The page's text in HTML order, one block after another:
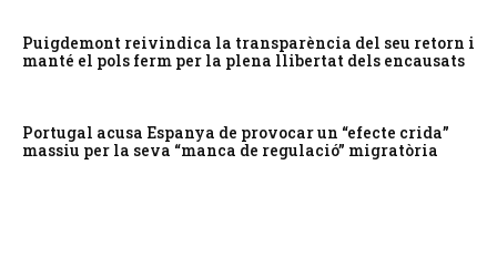
Puigdemont reivindica la transparència del seu retorn i
manté el pols ferm per la plena llibertat dels encausats
Portugal acusa Espanya de provocar un “efecte crida”
massiu per la seva “manca de regulació” migratòria